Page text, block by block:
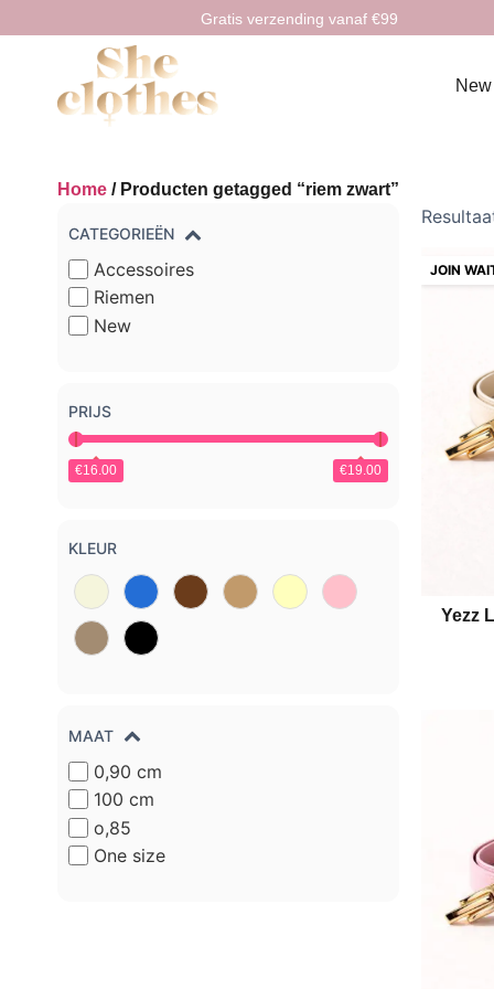
Gratis verzending vanaf €99
New
Home / Producten getagged “riem zwart”
CATEGORIEËN
Accessoires
Riemen
New
PRIJS
€16.00 €19.00
KLEUR
MAAT
0,90 cm
100 cm
o,85
One size
Yezz